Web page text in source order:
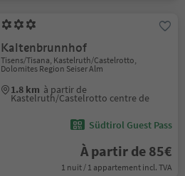
Kaltenbrunnhof
Tisens/Tisana, Kastelruth/Castelrotto,
Dolomites Region Seiser Alm
1.8 km à partir de
Kastelruth/Castelrotto centre de
Südtirol Guest Pass
À partir de 85€
1 nuit / 1 appartement incl. TVA